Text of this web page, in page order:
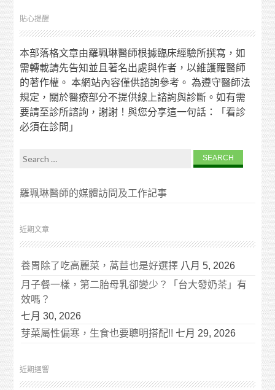
貼心提醒
本部落格文章由羅珮琳醫師根據臨床經驗所撰寫，如
需轉載請先告知並且著名出處與作者，以維護羅醫師
的著作權。 本網站內容僅供諮詢參考。 為遵守醫師法
規定，關於醫療部分不提供線上諮詢與診斷。如有需
要請至診所諮詢，謝謝！與您分享這一句話：「看診
必須在診間」
Search for:
羅珮琳醫師的媒體訪問及工作記事
近期文章
養胃除了吃高麗菜，萵苣也是好選擇 八月 5, 2026
月子餐一樣，第二胎母乳卻變少？「台大發奶茶」有
效嗎？
七月 30, 2026
芽菜屬性偏寒，生食也要聰明搭配!! 七月 29, 2026
近期迴響